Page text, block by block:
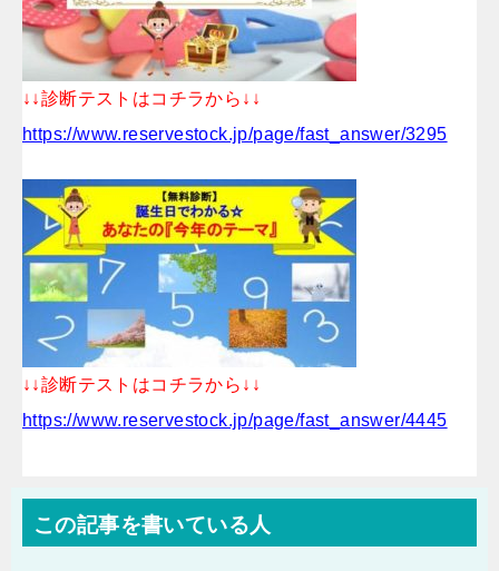
↓↓診断テストはコチラから↓↓
https://www.reservestock.jp/page/fast_answer/3295
↓↓診断テストはコチラから↓↓
https://www.reservestock.jp/page/fast_answer/4445
この記事を書いている人